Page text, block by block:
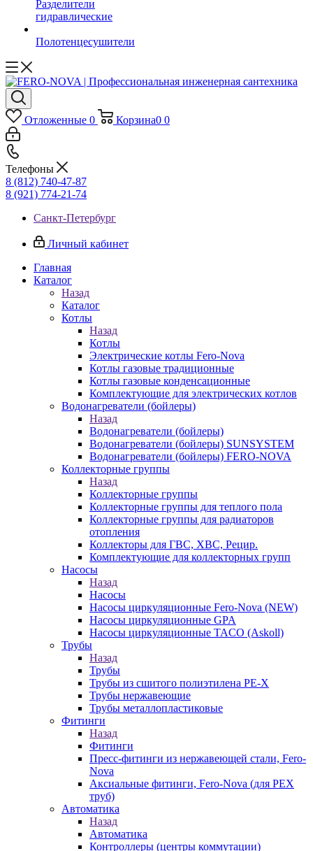
Разделители
гидравлические
Полотенцесушители
Отложенные 0 Корзина0 0
Телефоны
8 (812) 740-47-87
8 (921) 774-21-74
Санкт-Петербург
Личный кабинет
Главная
Каталог
Назад
Каталог
Котлы
Назад
Котлы
Электрические котлы Fero-Nova
Котлы газовые традиционные
Котлы газовые конденсационные
Комплектующие для электрических котлов
Водонагреватели (бойлеры)
Назад
Водонагреватели (бойлеры)
Водонагреватели (бойлеры) SUNSYSTEM
Водонагреватели (бойлеры) FERO-NOVA
Коллекторные группы
Назад
Коллекторные группы
Коллекторные группы для теплого пола
Коллекторные группы для радиаторов
отопления
Коллекторы для ГВС, ХВС, Рецир.
Комплектующие для коллекторных групп
Насосы
Назад
Насосы
Насосы циркуляционные Fero-Nova (NEW)
Насосы циркуляционные GPA
Насосы циркуляционные TACO (Askoll)
Трубы
Назад
Трубы
Трубы из сшитого полиэтилена PE-X
Трубы нержавеющие
Трубы металлопластиковые
Фитинги
Назад
Фитинги
Пресс-фитинги из нержавеющей стали, Fero-
Nova
Аксиальные фитинги, Fero-Nova (для PEX
труб)
Автоматика
Назад
Автоматика
Контроллеры (центры коммутации)